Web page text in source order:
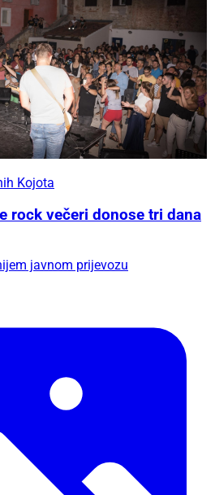
Kojota
rock večeri donose tri dana
javnom prijevozu